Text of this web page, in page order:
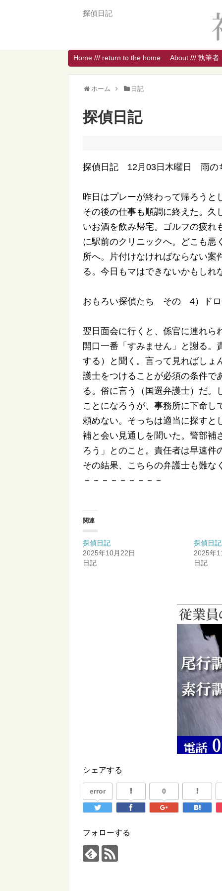
探偵日記
Home /// return to the home About /// 執筆者
ホーム 日記
探偵日記
探偵日記 12月03日木曜日 雨の
昨日はプレーが終わって帰ろうと
その後の仕事も順調に終えた。久
いお酒を飲み帰宅。ゴルフの疲れ
に駅前のクリニックへ。どこも悪
所へ。片付けなければならない案
る。今日もマはできないかもしれ
おもろい探偵たち その 4）ド
翌日面会に行くと、係官に連れら
開口一番「すみません」と謝る。
する）と聞く。言って見ればしょ
護士をつけることが必須の条件で
る。俗に言う（国選弁護士）だ。
ことになろうが、事務所に下命し
頼めない。そっちは適当に探すと
補と会い見通しを聞いた。警部補
ろう」とのこと。責任者は早速件
その結果、こちらの弁護士も難な
－－－－－－－－－
関連
探偵日記
2025年10月22日
日記
探偵日記
2025年
日記
シェアする
error 0
フォローする